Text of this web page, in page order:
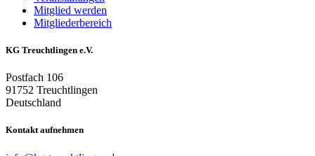
Mitglied werden
Mitgliederbereich
KG Treuchtlingen e.V.
Postfach 106
91752 Treuchtlingen
Deutschland
Kontakt aufnehmen